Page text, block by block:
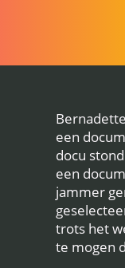
een
docu
een
jammer
trots het
te mogen